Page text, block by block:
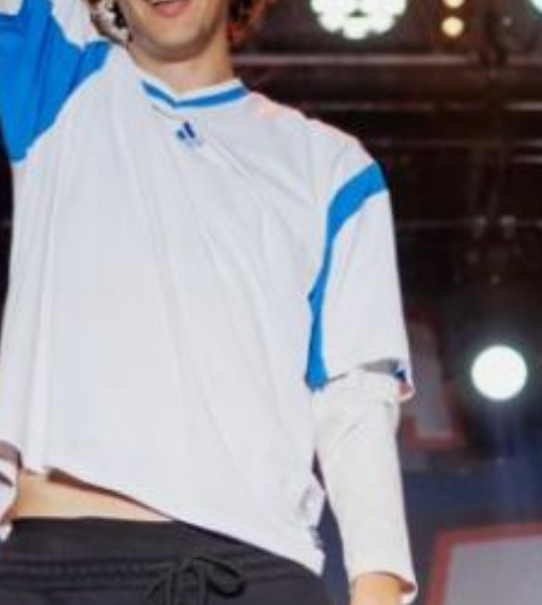
«Искра».
«Соперник выбрал
оборонительный стиль
игры, поэтому я забил гол
и далее просто
контролировал мяч,» —
поделился тактикой
победитель.
игрок, уже
завоевывавший золото
чемпионата в 2023 году
и серебро в 2024. В
следующем году он
представит Россию
на чемпионате мира (6+)
спортсмены из Москвы,
Санкт-Петербурга,
Хабаровска,
Новосибирска, Томска,
Иркутска, Красноярска
и Альметьевска.
Мероприятие посетили